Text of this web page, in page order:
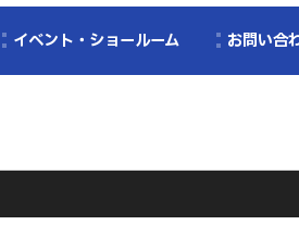
イベント・ショールーム お問い合